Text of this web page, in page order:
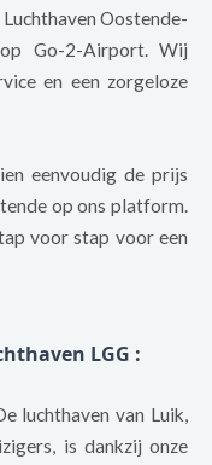
Oostende-
Go-2-Airport. Wij
en een zorgeloze
eenvoudig de prijs
op ons platform.
voor stap voor een
LGG :
luchthaven van Luik,
is dankzij onze